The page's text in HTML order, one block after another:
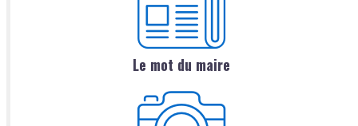
Le mot du maire